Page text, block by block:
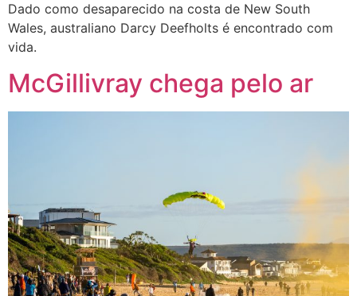
Dado como desaparecido na costa de New South
Wales, australiano Darcy Deefholts é encontrado com
vida.
McGillivray chega pelo ar